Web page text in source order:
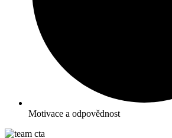
Motivace a odpovědnost